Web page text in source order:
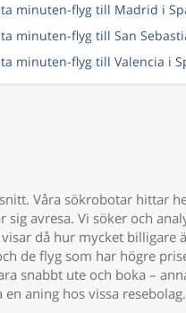
minuten-flyg till Madrid i
minuten-flyg till San
minuten-flyg till Valencia i
Våra sökrobotar hittar
avresa. Vi söker och
då hur mycket billigare
de flyg som har högre
snabbt ute och boka –
aning hos vissa resebolag.